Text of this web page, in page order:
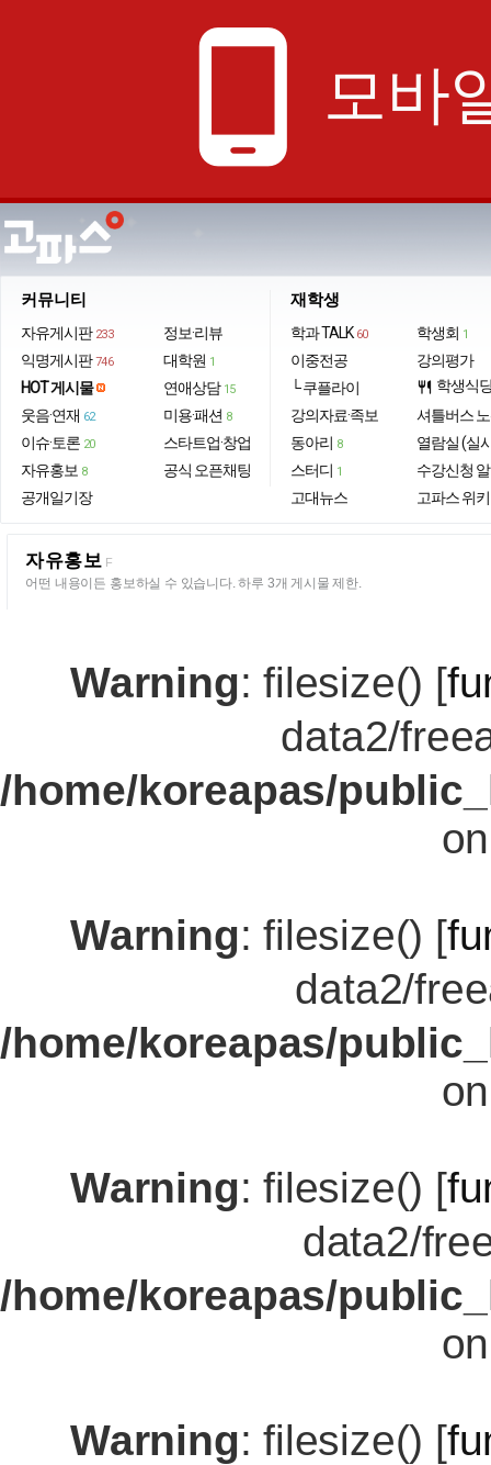
phone_android 모바
커뮤니티
자유게시판 233
익명게시판 746
HOT 게시물
웃음·연재 62
이슈·토론 20
자유홍보 8
공개일기장
정보·리뷰
대학원 1
연애상담 15
미용·패션 8
스타트업·창업
공식 오픈채팅
재학생
학과 TALK 60
이중전공
└ 쿠플라이
강의자료·족보
동아리 8
스터디 1
고대뉴스
학생회 1
강의평가
restaurant 학생식
셔틀버스
열람실 (실
수강신청
고파스 위키
자유홍보 F
어떤 내용이든 홍보하실 수 있습니다. 하루 3개 게시물 제한.
Warning: filesize() [
data2/
/home/koreapas/
Warning: filesize() [
data2/
/home/koreapas/
Warning: filesize() [
data2/
/home/koreapas/
Warning: filesize() [